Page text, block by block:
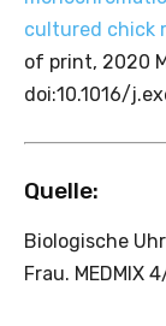
cultured chick
of print, 2020
doi:10.1016/
Quelle:
Biologische
Frau. MEDMIX